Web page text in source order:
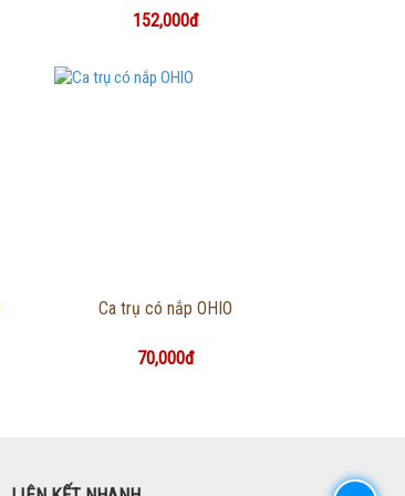
152,000đ
Thông tin chi tiết
Ca trụ có nắp OHIO
70,000đ